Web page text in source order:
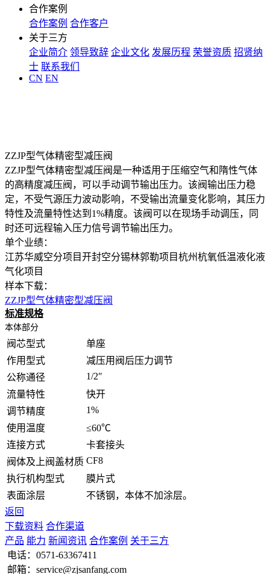
合作案例
合作案例 合作客户
关于三方
企业简介 领导致辞 企业文化 发展历程 荣誉资质 招贤纳
士 联系我们
CN EN
ZZJP型气体精密型减压阀
ZZJP型气体精密型减压阀是一种适用于压缩空气和隋性气体
的高精度减压阀，可以手动调节输出压力。该阀输出压力稳
定，不受气源压力波动影响，不受输出流量变化影响，其压力
特性及流量特性达到1%精度。该阀可以在现场手动调压，同
时还可远程输入压力信号调节输出压力。
单个业绩：
江苏华威空分项目开封空分锡林郭勒项目杭州杭氧低温液化液
气化项目
样本下载：
ZZJP型气体精密型减压阀
标准规格
本体部分
阀芯型式
单座
作用型式
减压用阀后压力调节
公称通径
1/2″
流量特性
快开
调节精度
1%
使用温度
≤60℃
连接方式
卡套接头
阀体及上阀盖材质 CF8
执行机构型式
膜片式
表面涂层
不锈钢，本体不加涂层。
返回
下载资料 合作渠道
产品 能力 新闻资讯 合作案例 关于三方
电话： 0571-63367411
邮箱：service@zjsanfang.com